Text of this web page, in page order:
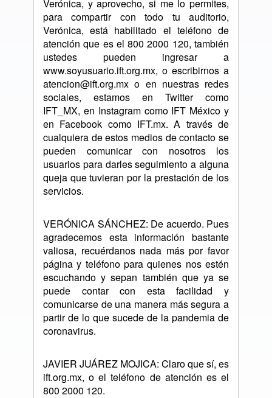
Verónica, y aprovecho, si me lo permites,
para compartir con todo tu auditorio,
Verónica, está habilitado el teléfono de
atención que es el 800 2000 120, también
ustedes pueden ingresar a
www.soyusuario.ift.org.mx, o escribirnos a
atencion@ift.org.mx o en nuestras redes
sociales, estamos en Twitter como
IFT_MX, en Instagram como IFT México y
en Facebook como IFT.mx. A través de
cualquiera de estos medios de contacto se
pueden comunicar con nosotros los
usuarios para darles seguimiento a alguna
queja que tuvieran por la prestación de los
servicios.
VERÓNICA SÁNCHEZ: De acuerdo. Pues
agradecemos esta información bastante
valiosa, recuérdanos nada más por favor
página y teléfono para quienes nos estén
escuchando y sepan también que ya se
puede contar con esta facilidad y
comunicarse de una manera más segura a
partir de lo que sucede de la pandemia de
coronavirus.
JAVIER JUÁREZ MOJICA: Claro que sí, es
ift.org.mx, o el teléfono de atención es el
800 2000 120.